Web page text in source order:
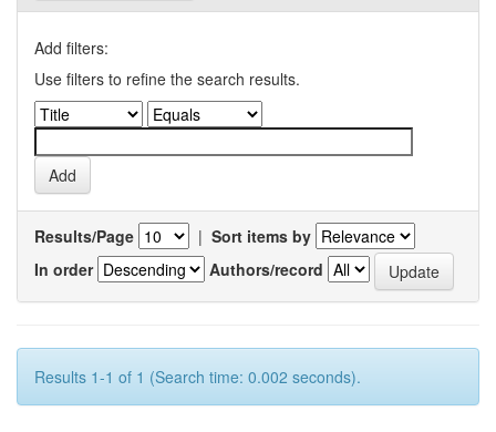
Add filters:
Use filters to refine the search results.
Results/Page | Sort items by
In order
Authors/record
Results 1-1 of 1 (Search time: 0.002 seconds).